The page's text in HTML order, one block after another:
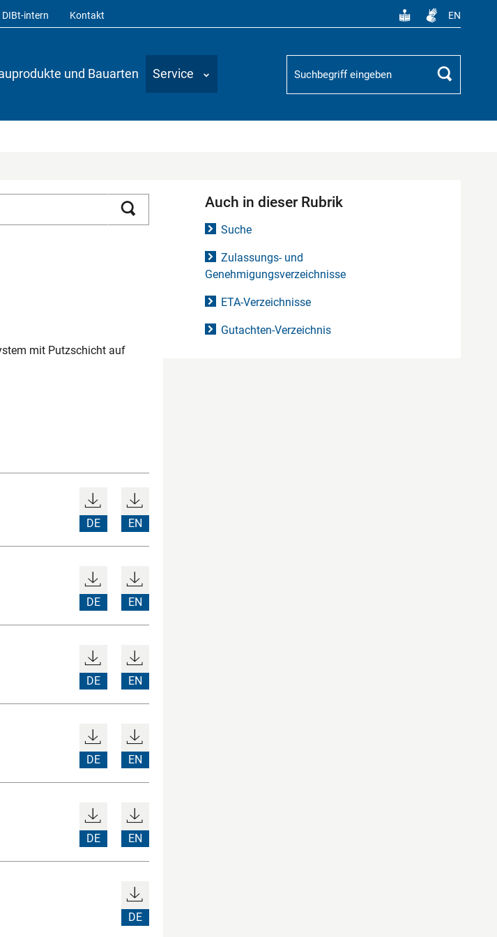
DIBt-intern Kontakt EN
und Bauarten Service
Suchbegriff
Suchen
mit Putzschicht auf
DE EN
DE EN
DE EN
DE EN
DE EN
DE
Auch in dieser Rubrik
Suche
Zulassungs- und
Genehmigungsverzeichnisse
ETA-Verzeichnisse
Gutachten-Verzeichnis